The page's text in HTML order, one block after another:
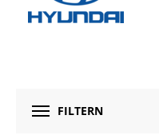
FILTERN